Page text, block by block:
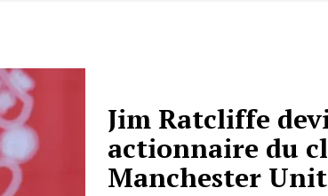
Jim Ratcliffe
actionnaire du
Manchester